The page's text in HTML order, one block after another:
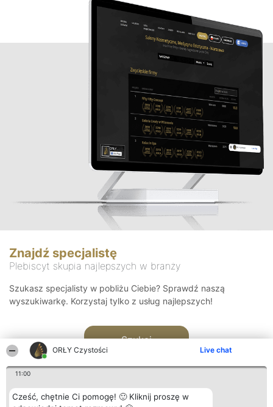
ORŁY Czystości Live chat
11:00
Cześć, chętnie Ci pomogę! 🙂 Kliknij proszę w
Znajdź specjalistę
Plebiscyt skupia najlepszych w branży
Szukasz specjalisty w pobliżu Ciebie? Sprawdź naszą
wyszukiwarkę. Korzystaj tylko z usług najlepszych!
Szukaj